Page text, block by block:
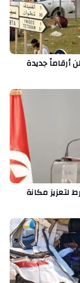
أرقاماً جديدة
لتعزيز مكانة